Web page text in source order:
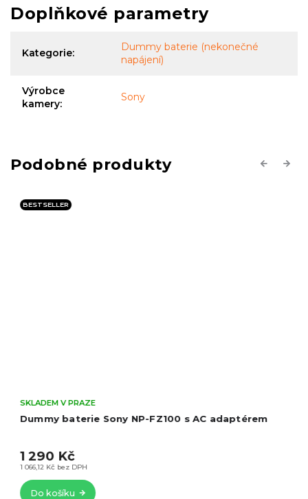
Doplňkové parametry
Kategorie:
Dummy baterie (nekonečné
napájení)
Výrobce
kamery:
Sony
Previous
Dummy baterie Sony NP-FZ100 s D-Tap
SKLADEM V PRAZE
1 098,35 Kč bez DPH
1 329 Kč
Do košíku
Next